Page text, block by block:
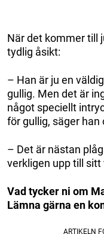
När det kommer till
tydlig åsikt:
– Han är ju en
gullig. Men det är
något speciellt
för gullig, säger
– Det är nästan
verkligen upp till sitt
Vad tycker ni om
Lämna gärna en